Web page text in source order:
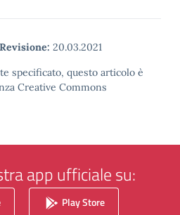
Revisione: 20.03.2021
specificato, questo articolo è
Creative Commons
app ufficiale su:
Play Store